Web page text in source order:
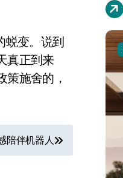
蜕变。说到
真正到来
策施舍的，
陪伴机器人